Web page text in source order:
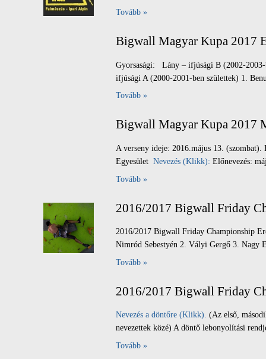
Tovább »
Bigwall Magyar Kupa 2017
Gyorsasági: Lány – ifjúsági B (2002-2003-
ifjúsági A (2000-2001-ben születtek) 1.
Tovább »
Bigwall Magyar Kupa 2017
A verseny ideje: 2016.május 13.
Egyesület Nevezés (Klikk): Előnevezés:
Tovább »
2016/2017 Bigwall Friday
2016/2017 Bigwall Friday Championship
Nimród Sebestyén 2. Vályi Gergő 3. Nagy
Tovább »
2016/2017 Bigwall Friday
Nevezés a döntőre (Klikk). (Az első,
nevezettek közé) A döntő lebonyolítási
Tovább »